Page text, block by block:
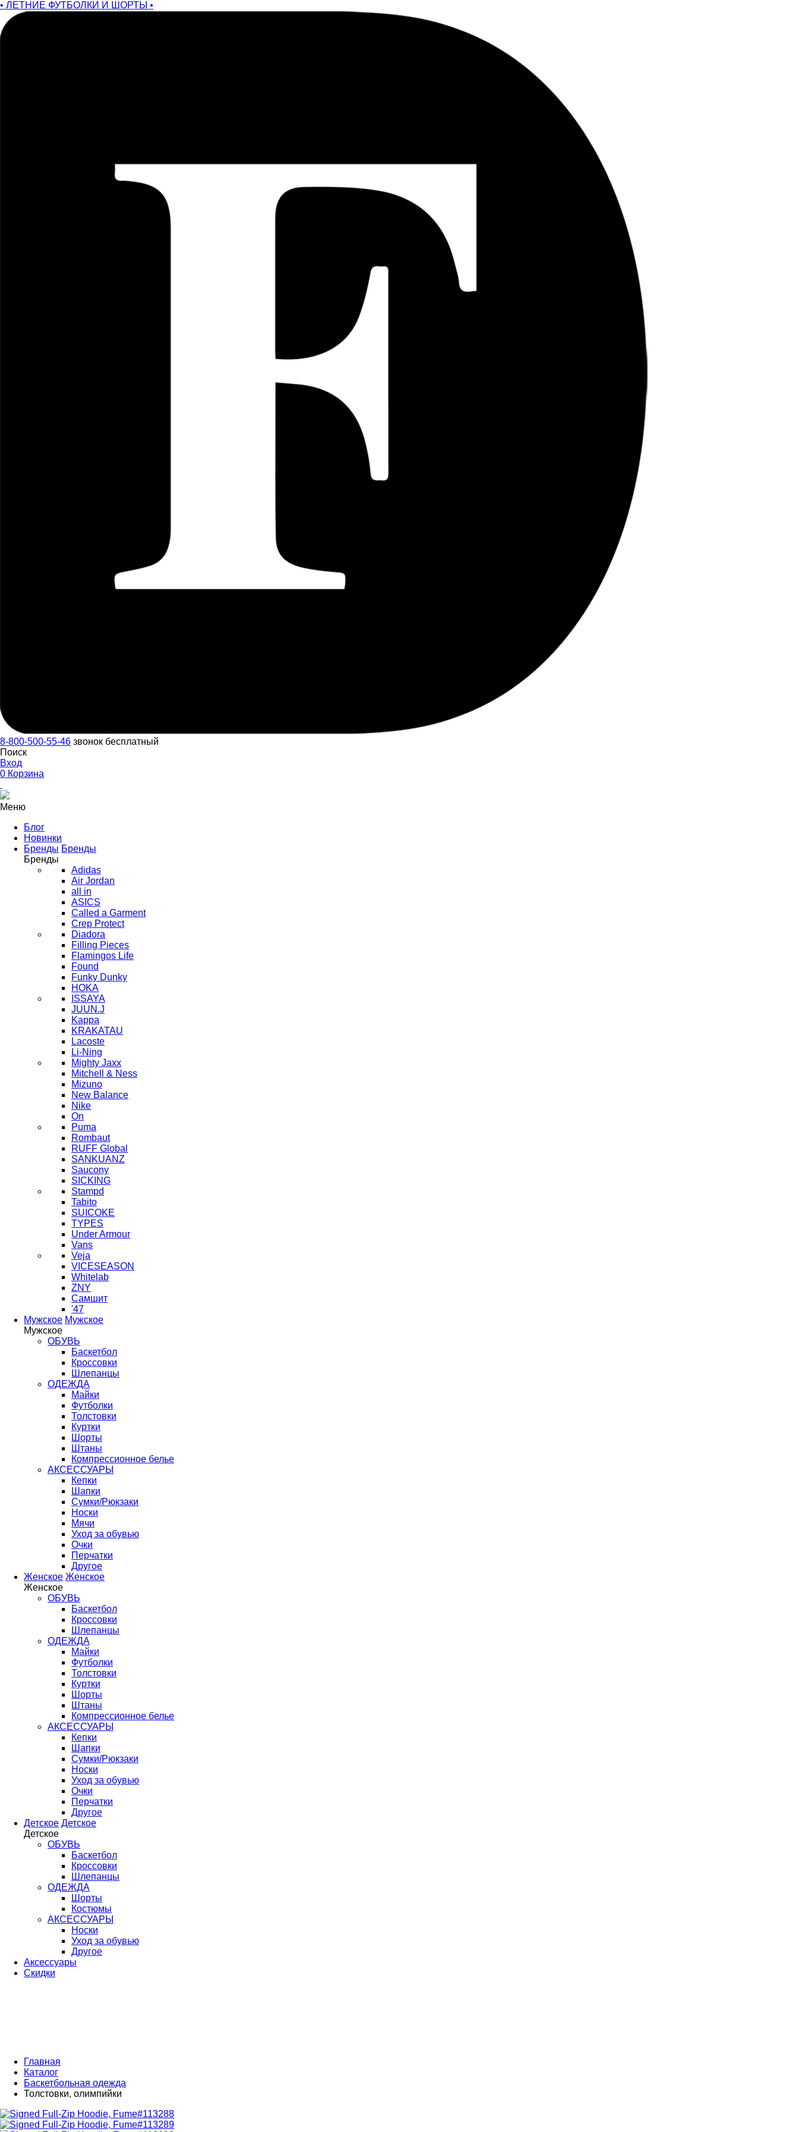
• ЛЕТНИЕ ФУТБОЛКИ И ШОРТЫ •
8-800-500-55-46 звонок бесплатный
Поиск
Вход
0 Корзина
Меню
Блог
Новинки
Бренды Бренды
Бренды
Adidas
Air Jordan
all in
ASICS
Called a Garment
Crep Protect
Diadora
Filling Pieces
Flamingos Life
Found
Funky Dunky
HOKA
ISSAYA
JUUN.J
Kappa
KRAKATAU
Lacoste
Li-Ning
Mighty Jaxx
Mitchell & Ness
Mizuno
New Balance
Nike
On
Puma
Rombaut
RUFF Global
SANKUANZ
Saucony
SICKING
Stampd
Tabito
SUICOKE
TYPES
Under Armour
Vans
Veja
VICESEASON
Whitelab
ZNY
Самшит
'47
Мужское Мужское
Мужское
ОБУВЬ
Баскетбол
Кроссовки
Шлепанцы
ОДЕЖДА
Майки
Футболки
Толстовки
Куртки
Шорты
Штаны
Компрессионное белье
АКСЕССУАРЫ
Кепки
Шапки
Сумки/Рюкзаки
Носки
Мячи
Уход за обувью
Очки
Перчатки
Другое
Женское Женское
Женское
ОБУВЬ
Баскетбол
Кроссовки
Шлепанцы
ОДЕЖДА
Майки
Футболки
Толстовки
Куртки
Шорты
Штаны
Компрессионное белье
АКСЕССУАРЫ
Кепки
Шапки
Сумки/Рюкзаки
Носки
Уход за обувью
Очки
Перчатки
Другое
Детское Детское
Детское
ОБУВЬ
Баскетбол
Кроссовки
Шлепанцы
ОДЕЖДА
Шорты
Костюмы
АКСЕССУАРЫ
Носки
Уход за обувью
Другое
Аксессуары
Скидки
Главная
Каталог
Баскетбольная одежда
Толстовки, олимпийки